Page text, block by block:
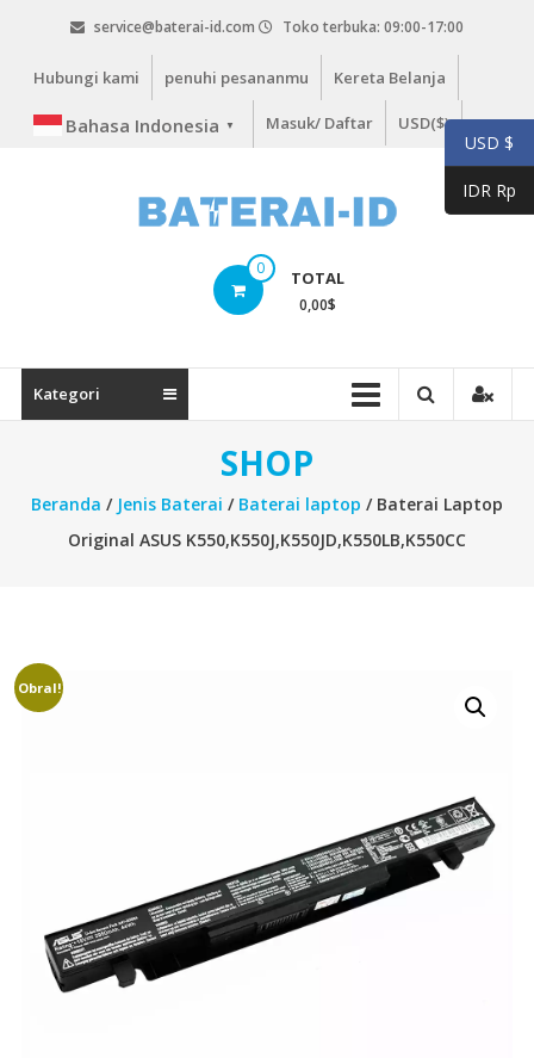
service@baterai-id.com Toko terbuka: 09:00-17:00
Hubungi kami penuhi pesananmu Kereta Belanja
Bahasa Indonesia ▼ Masuk/ Daftar USD($)
id.com
0 TOTAL
0,00$
Kategori
SHOP
Beranda / Jenis Baterai / Baterai laptop / Baterai Laptop
Original ASUS K550,K550J,K550JD,K550LB,K550CC
Obral!
USD $
IDR Rp